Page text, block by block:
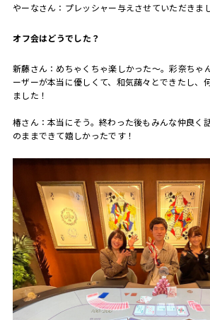
やーなさん：プレッシャー与えさせていただきま
――オフ会はどうでした？
新藤さん：めちゃくちゃ楽しかった〜。彩奈ちゃ
ーザーが本当に優しくて、和気藹々とできたし、
ました！
椿さん：本当にそう。終わった後もみんな仲良く
のままできて嬉しかったです！